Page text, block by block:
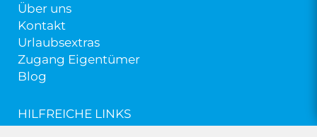
Über uns
Kontakt
Urlaubsextras
Zugang Eigentümer
Blog
HILFREICHE LINKS